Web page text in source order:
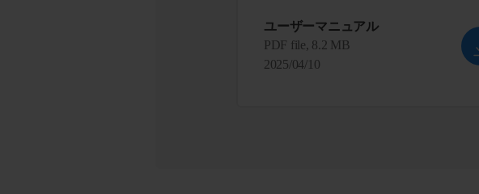
ユーザーマニュアル
PDF file, 8.2 MB
2025/04/10